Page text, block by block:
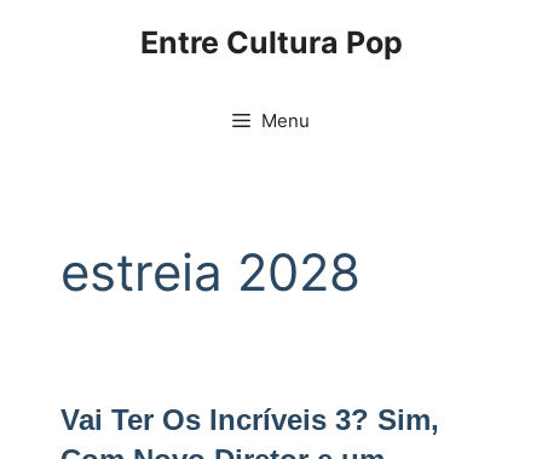
Entre Cultura Pop
Menu
estreia 2028
Vai Ter Os Incríveis 3? Sim,